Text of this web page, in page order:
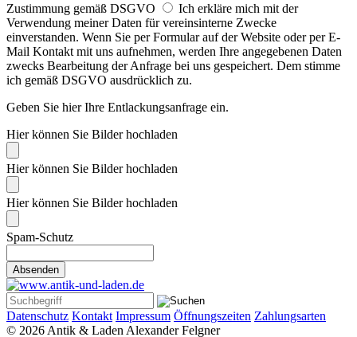
Zustimmung gemäß DSGVO
Ich erkläre mich mit der
Verwendung meiner Daten für vereinsinterne Zwecke
einverstanden. Wenn Sie per Formular auf der Website oder per E-
Mail Kontakt mit uns aufnehmen, werden Ihre angegebenen Daten
zwecks Bearbeitung der Anfrage bei uns gespeichert. Dem stimme
ich gemäß DSGVO ausdrücklich zu.
Geben Sie hier Ihre Entlackungsanfrage ein.
Hier können Sie Bilder hochladen
Hier können Sie Bilder hochladen
Hier können Sie Bilder hochladen
Spam-Schutz
Datenschutz Kontakt Impressum Öffnungszeiten Zahlungsarten
© 2026 Antik & Laden Alexander Felgner